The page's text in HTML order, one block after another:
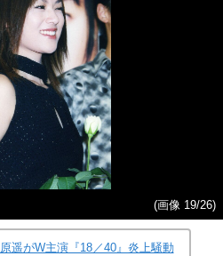
(画像 19/26)
遥がW主演『18／40』炎上騒動